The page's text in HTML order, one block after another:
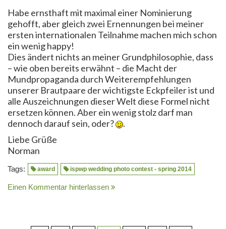
Habe ernsthaft mit maximal einer Nominierung
gehofft, aber gleich zwei Ernennungen bei meiner
ersten internationalen Teilnahme machen mich schon
ein wenig happy!
Dies ändert nichts an meiner Grundphilosophie, dass
– wie oben bereits erwähnt – die Macht der
Mundpropaganda durch Weiterempfehlungen
unserer Brautpaare der wichtigste Eckpfeiler ist und
alle Auszeichnungen dieser Welt diese Formel nicht
ersetzen können. Aber ein wenig stolz darf man
dennoch darauf sein, oder?
.
Liebe Grüße
Norman
Tags: award ispwp wedding photo contest - spring 2014
Einen Kommentar hinterlassen